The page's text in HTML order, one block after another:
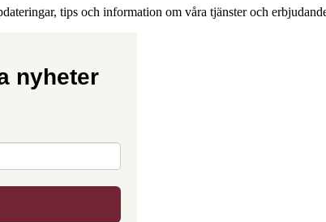
tips och information om våra tjänster och